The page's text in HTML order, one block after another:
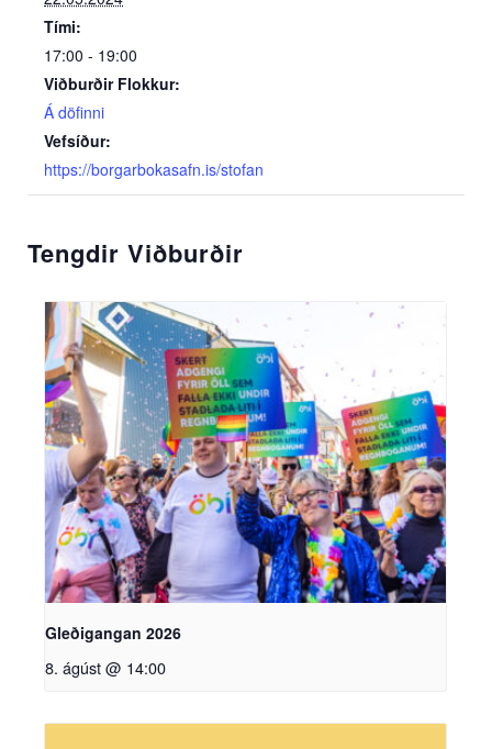
Tími:
17:00 - 19:00
Viðburðir Flokkur:
Á döfinni
Vefsíður:
https://borgarbokasafn.is/stofan
Tengdir Viðburðir
Gleðigangan 2026
8. ágúst @ 14:00